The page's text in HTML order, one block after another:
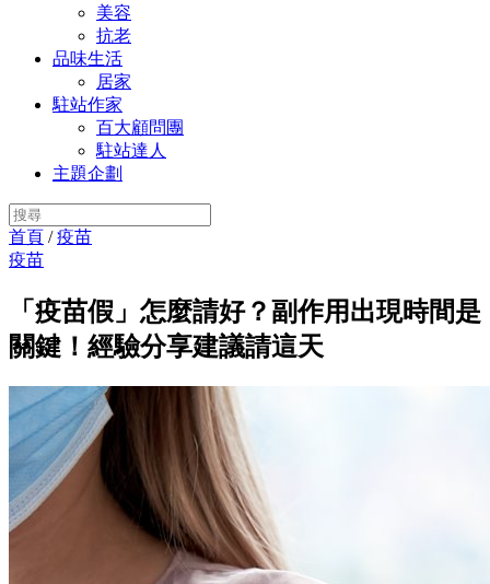
美容
抗老
品味生活
居家
駐站作家
百大顧問團
駐站達人
主題企劃
首頁 /疫苗
疫苗
「疫苗假」怎麼請好？副作用出現時間是
關鍵！經驗分享建議請這天